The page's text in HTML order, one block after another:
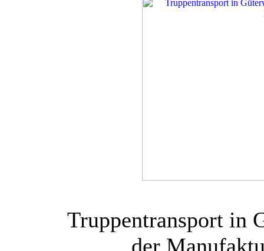
Truppentransport in
der